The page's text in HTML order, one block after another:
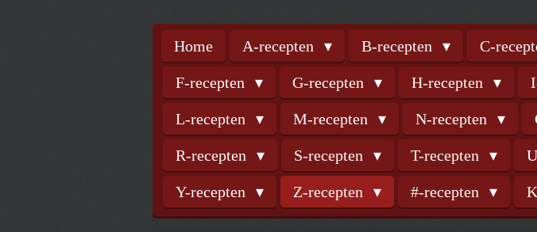
Home A-recepten B-recepten C-
F-recepten G-recepten H-recepten
L-recepten M-recepten N-recepten
R-recepten S-recepten T-recepten
Y-recepten Z-recepten #-recepten